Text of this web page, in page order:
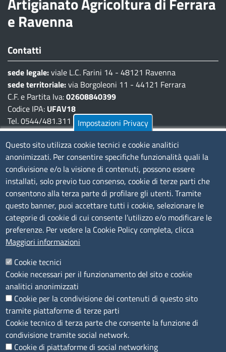
e Ravenna
Contatti
sede legale:viale L.C. Farini 14 - 48121 Ravenna
sede territoriale:via Borgoleoni 11 - 44121 Ferrara
C.F. e Partita Iva:02608840399
Codice IPA: UFAV18
Tel. 0544/481.311 - 0532/783.711
Pec:cciaa@pec.fera.camcom.it
Amministrazione Trasparente
Bandi di gara
Bilanci
Concorsi e selezioni
Procedimenti
Provvedimenti
Seguici su
Sito web
Accesso riservato
Mappa del sito
Impostazioni Privacy
Questo sito utilizza cookie tecnici e cookie analitici
anonimizzati. Per consentire specifiche funzionalità quali la
condivisione e/o la visione di contenuti, possono essere
installati, solo previo tuo consenso, cookie di terze parti che
consentono alla terza parte di profilare gli utenti. Tramite
questo banner, puoi accettare tutti i cookie, selezionare le
categorie di cookie di cui consente l’utilizzo e/o modificare le
preferenze. Per vedere la Cookie Policy completa, clicca
Maggiori informazioni
Cookie tecnici
Cookie necessari per il funzionamento del sito e cookie
analitici anonimizzati
Cookie per la condivisione dei contenuti di questo sito
tramite piattaforme di terze parti
Cookie tecnico di terza parte che consente la funzione di
condivisione tramite social network.
Cookie di piattaforme di social networking